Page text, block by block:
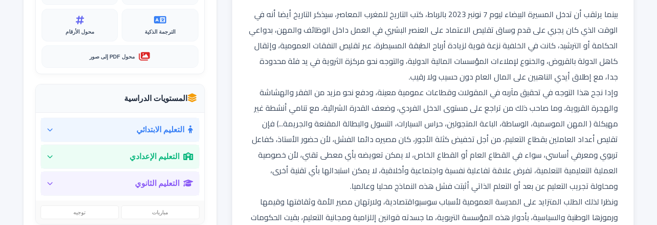
بينما يرتقب أن تدخل المسيرة البيضاء ليوم 7 نونبر 2023 بالرباط، كتب التاريخ للمغرب المعاصر، سيذكر التاريخ أيضا أنه في
الوقت الذي كان يجري على قدم وساق تقليص الاعتماد على العنصر البشري في العمل داخل الوظائف والمهن، بدواعي
الحكامة أو الترشيد، كانت في الخلفية نزعة قوية لزيادة أرباح الطبقة المسيطرة، عبر تقليص النفقات العمومية، وإتقال
كاهل الدولة بالقروض، والخنوع لإملاءات المؤسسات المالية الدولية، والتوجه نحو مركزة الثروية في يد فئة محدودة
جدا، مع إطلاق أيدي الناهبين على المال العام دون حسيب ولا رقيب.
وإدا نجح هذا التوجه في تحقيق مآربه في المقولات وقطاعات عمومية معينة، ودفع نحو مزيد من الفقر والهشاشة
والهجرة القروية، وما صاحب ذلك من تراجع على مستوى الدخل الفردي، وضعف القدرة الشرائية، مع تنامي أنشطة غير
مهيكلة ( المهن الموسمية، الوساطة، الباعة المتجولين، حراس السيارات، التسول والبطالة المقنعة والجريمة...) فإن
تقليص أعداد العاملين بقطاع التعليم، من أجل تخفيض كثلة الأجور، كان مصيره دائما الفشل، لأن حضور الأستاذ، كفاعل
تربوي ومعرفي أساسي، سواء في القطاع العام أو القطاع الخاص، لا يمكن تعويضه بأي معطى تقني، لأن خصوصية
العملية التعليمية التعلمية، تفرض علاقة تفاعلية نفسية واجتماعية وأخلاقية، لا يمكن استبدالها بأي تقنية أخرى،
ومحاولة تجريب التعليم عن بعد أو التعلم الذاتي أثبتت فشل هذه النماذج محليا وعالميا.
ونظرا لذلك الطلب المتزايد على المدرسة العمومية لأسباب سوسيواقتصادية، ولارتهان مصير الأمة وثقافتها وقيمها
ورموزها الوطنية والسياسية، بأدوار هذه المؤسسة التربوية، ما جسدته قوانين إللزامية ومجانية التعليم، بقيت الحكومات
الترجمة الذكية محول الأرقام
محول PDF إلى صور
المستويات الدراسية
التعليم الابتدائي
التعليم الإعدادي
التعليم الثانوي
مباريات توجيه